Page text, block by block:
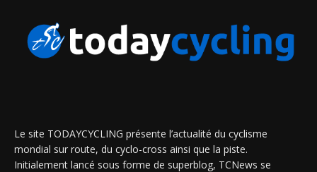
Le site TODAYCYCLING présente l’actualité du cyclisme
mondial sur route, du cyclo-cross ainsi que la piste.
Initialement lancé sous forme de superblog, TCNews se